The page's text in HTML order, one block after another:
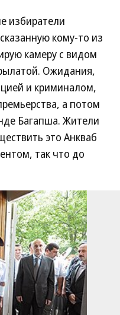
избиратели
кому-то из
камеру с видом
Ожидания,
и криминалом,
а потом
Багапша. Жители
это Анкваб
так что до